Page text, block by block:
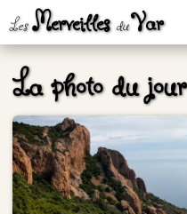
LesMerveillesduVar
La photo du jour